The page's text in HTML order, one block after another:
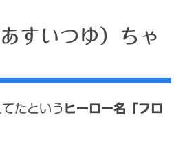
いつゆ）ちゃんの中学
すいつゆ）ちゃんの家族
ちゃんとのつながり
いつゆ）ちゃん過去から内
すいつゆ）ちゃ
たという ヒーロー名「フロ